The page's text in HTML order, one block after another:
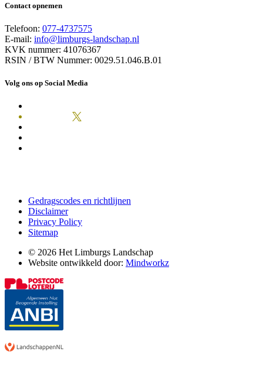
Contact opnemen
Telefoon: 077-4737575
E-mail: info@limburgs-landschap.nl
KVK nummer: 41076367
RSIN / BTW Nummer: 0029.51.046.B.01
Volg ons op Social Media
Gedragscodes en richtlijnen
Disclaimer
Privacy Policy
Sitemap
© 2026 Het Limburgs Landschap
Website ontwikkeld door: Mindworkz